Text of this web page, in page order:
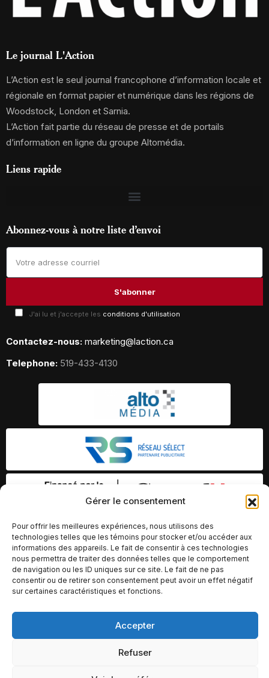
Gérer le consentement
Pour offrir les meilleures expériences, nous utilisons des
technologies telles que les témoins pour stocker et/ou accéder aux
informations des appareils. Le fait de consentir à ces technologies
nous permettra de traiter des données telles que le comportement
de navigation ou les ID uniques sur ce site. Le fait de ne pas
consentir ou de retirer son consentement peut avoir un effet négatif
sur certaines caractéristiques et fonctions.
Accepter
Refuser
Le journal L'Action
L’Action est le seul journal francophone d’information locale et
régionale en format papier et numérique dans les régions de
Woodstock, London et Sarnia.
L’Action fait partie du réseau de presse et de portails
d’information en ligne du groupe Altomédia.
Liens rapide
Abonnez-vous à notre liste d’envoi
J'ai lu et j'accepte les conditions d'utilisation
Contactez-nous: marketing@laction.ca
Telephone: 519-433-4130
© Copyright 2026 – Altomédia Inc |
Ce site internet a été conçu et développé par Chameleon Ideas